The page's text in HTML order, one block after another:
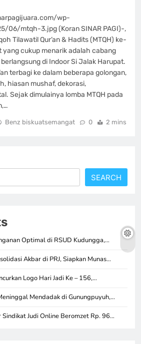
wp-
06/mtqh-3.jpg (Koran SINAR PAGI)-,
Tilawatil Qur’an & Hadits (MTQH) ke-
cukup menarik adalah cabang
di Indoor Si Jalak Harupat.
terbagi ke dalam beberapa golongan,
hiasan mushaf, dekorasi,
Sejak dimulainya lomba MTQH pada
Benz biskuatsemangat 0 2 mins
SEARCH
Optimal di RSUD Kudungga,…
Akbar di PRJ, Siapkan Munas…
Logo Hari Jadi Ke – 156,…
Mendadak di Gunungpuyuh,…
Sindikat Judi Online Beromzet Rp. 96…